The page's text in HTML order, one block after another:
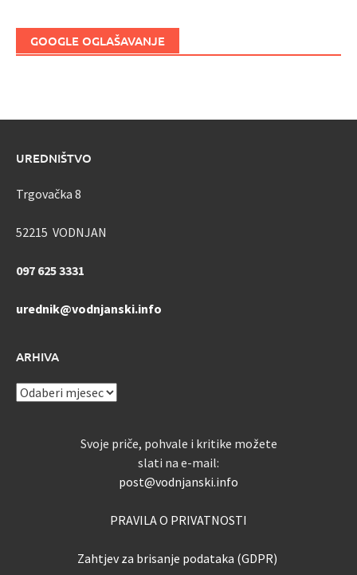
GOOGLE OGLAŠAVANJE
UREDNIŠTVO
Trgovačka 8
52215 VODNJAN
097 625 3331
urednik@vodnjanski.info
ARHIVA
ARHIVA
Svoje priče, pohvale i kritike možete
slati na e-mail:
post@vodnjanski.info
PRAVILA O PRIVATNOSTI
Zahtjev za brisanje podataka (GDPR)